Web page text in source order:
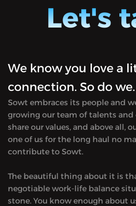
من حول العالم لاتبّاع أسلوب حياة
مفعم بالسعادة. براء الصباغ جرعة
Health) الذي لاقى نجاح كبيراً، وهي ستقدّم
العربية من البرنامج بعنوان "صحتك
براء" بصورة حصريّة عبر شبكة "آر جي
براء هي واحدة من أبرز خبراء التغذية
الرياضية في دبي، وهي كذلك مدربة
شخصيّة.
Let's
We know you love a
connection. So do we.
Sowt embraces its people and
growing our team of talents
share our values, and above all,
one of us for the long haul no
contribute to Sowt.
The beautiful thing about it is
negotiable work-life balance
stone. You know enough about